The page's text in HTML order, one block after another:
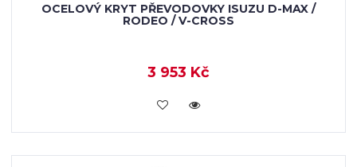
OCELOVÝ KRYT PŘEVODOVKY ISUZU D-MAX /
RODEO / V-CROSS
3 953 Kč
KOUPIT